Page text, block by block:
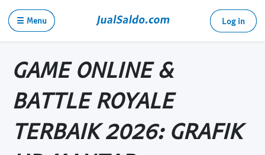
☰ Menu Log in
GAME ONLINE &
BATTLE ROYALE
TERBAIK 2026: GRAFIK